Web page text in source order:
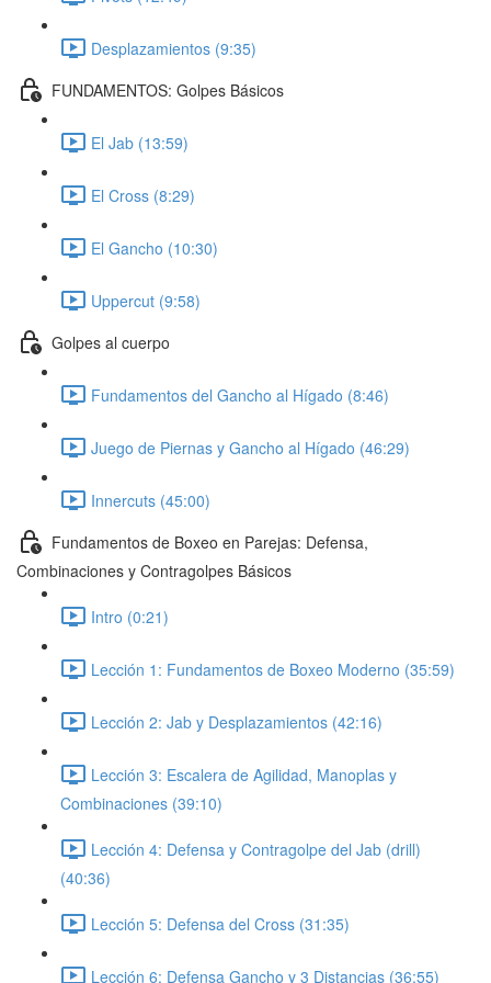
Desplazamientos (9:35)
FUNDAMENTOS: Golpes Básicos
El Jab (13:59)
El Cross (8:29)
El Gancho (10:30)
Uppercut (9:58)
Golpes al cuerpo
Fundamentos del Gancho al Hígado (8:46)
Juego de Piernas y Gancho al Hígado (46:29)
Innercuts (45:00)
Fundamentos de Boxeo en Parejas: Defensa,
Combinaciones y Contragolpes Básicos
Intro (0:21)
Lección 1: Fundamentos de Boxeo Moderno (35:59)
Lección 2: Jab y Desplazamientos (42:16)
Lección 3: Escalera de Agilidad, Manoplas y
Combinaciones (39:10)
Lección 4: Defensa y Contragolpe del Jab (drill)
(40:36)
Lección 5: Defensa del Cross (31:35)
Lección 6: Defensa Gancho y 3 Distancias (36:55)